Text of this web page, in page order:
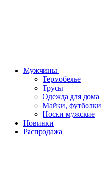
Мужчины
Термобелье
Трусы
Одежда для дома
Майки, футболки
Носки мужские
Новинки
Распродажа